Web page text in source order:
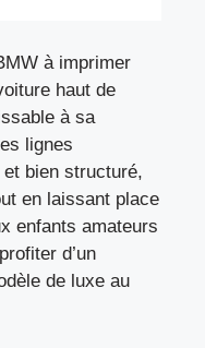
à imprimer
haut de
à sa
lignes
bien structuré,
en laissant place
enfants amateurs
d’un
de luxe au